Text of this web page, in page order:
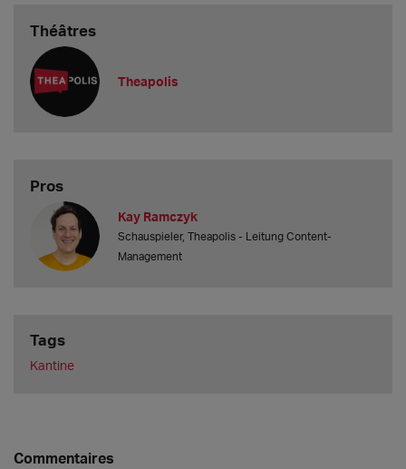
Théâtres
Theapolis
Pros
Kay Ramczyk
Schauspieler, Theapolis - Leitung Content-
Management
Tags
Kantine
Commentaires